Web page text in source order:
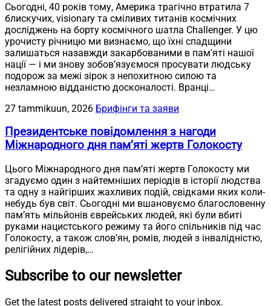
Сьогодні, 40 років тому, Америка трагічно втратила 7
блискучих, visionary та сміливих титанів космічних
досліджень на борту космічного шатла Challenger. У цю
урочисту річницю ми визнаємо, що їхні спадщини
залишаться назавжди закарбованими в пам’яті нашої
нації — і ми знову зобов’язуємося просувати людську
подорож за межі зірок з непохитною силою та
незламною відданістю досконалості. Вранці…
27 tammikuun, 2026 Брифінги та заяви
Президентське повідомлення з нагоди
Міжнародного дня пам’яті жертв Голокосту
Цього Міжнародного дня пам’яті жертв Голокосту ми
згадуємо один з найтемніших періодів в історії людства
та одну з найгірших жахливих подій, свідками яких коли-
небудь був світ. Сьогодні ми вшановуємо благословенну
пам’ять мільйонів єврейських людей, які були вбиті
руками нацистського режиму та його спільників під час
Голокосту, а також слов’ян, ромів, людей з інвалідністю,
релігійних лідерів,…
Subscribe to our newsletter
Get the latest posts delivered straight to your inbox.